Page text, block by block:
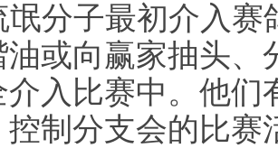
分子最初介入赛
油或向赢家抽头、
介入比赛中。他们
控制分支会的比赛